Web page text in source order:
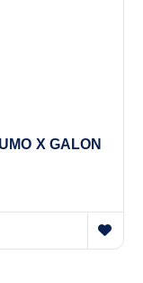
X GALON